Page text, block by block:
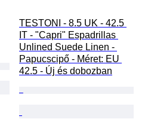
TESTONI - 8.5 UK - 42.5
IT - "Capri" Espadrillas
Unlined Suede Linen -
Papucscipő - Méret: EU
42.5 - Új és dobozban